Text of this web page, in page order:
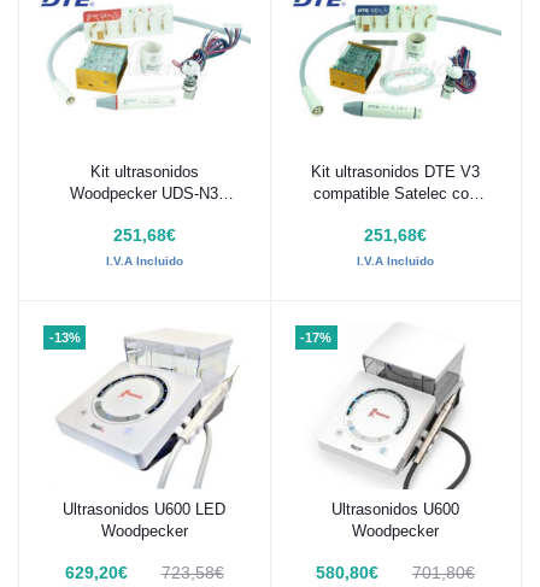
Añadir al carrito
Kit ultrasonidos
Woodpecker UDS-N3
251,68€
I.V.A Incluido
Añadir al carrito
Kit ultrasonidos DTE V3
compatible Satelec con
251,68€
I.V.A Incluido
-13%
Añadir al carrito
Ultrasonidos U600 LED
Woodpecker
629,20€ 723,58€
-17%
Añadir al carrito
Ultrasonidos U600
Woodpecker
580,80€ 701,80€